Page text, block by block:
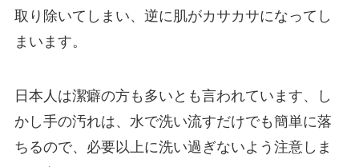
取り除いてしまい、逆に肌がカサカサになってし
まいます。
日本人は潔癖の方も多いとも言われています、し
かし手の汚れは、水で洗い流すだけでも簡単に落
ちるので、必要以上に洗い過ぎないよう注意しま